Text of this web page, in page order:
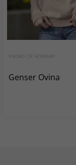
VIKING OF NORWAY
Genser Ovina